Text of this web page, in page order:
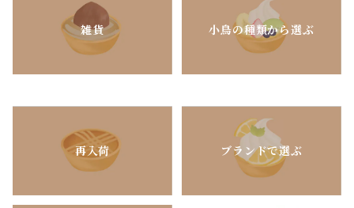
雑貨 小鳥の種類から選ぶ
再入荷 ブランドで選ぶ